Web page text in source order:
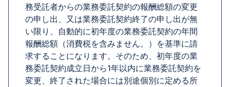
務受託者からの業務委託契約の報酬総額の変更
の申し出、又は業務委託契約終了の申し出が無
い限り、自動的に初年度の業務委託契約の年間
報酬総額（消費税を含みません。）を基準に請
求することになります。そのため、初年度の業
務委託契約成立日から1年以内に業務委託契約を
変更、終了された場合には別途個別に定める所